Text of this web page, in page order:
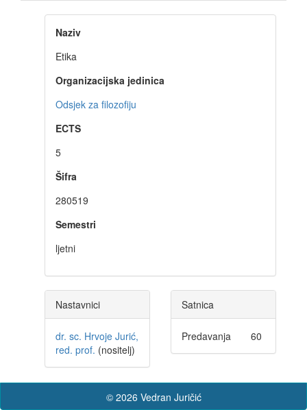
Naziv
Etika
Organizacijska jedinica
Odsjek za filozofiju
ECTS
5
Šifra
280519
Semestri
ljetni
Nastavnici
dr. sc. Hrvoje Jurić,
red. prof. (nositelj)
Satnica
Predavanja 60
© 2026 Vedran Juričić